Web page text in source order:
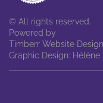
© All rights reserved.
Powered by
Timberr Website
Graphic Design: Hélène